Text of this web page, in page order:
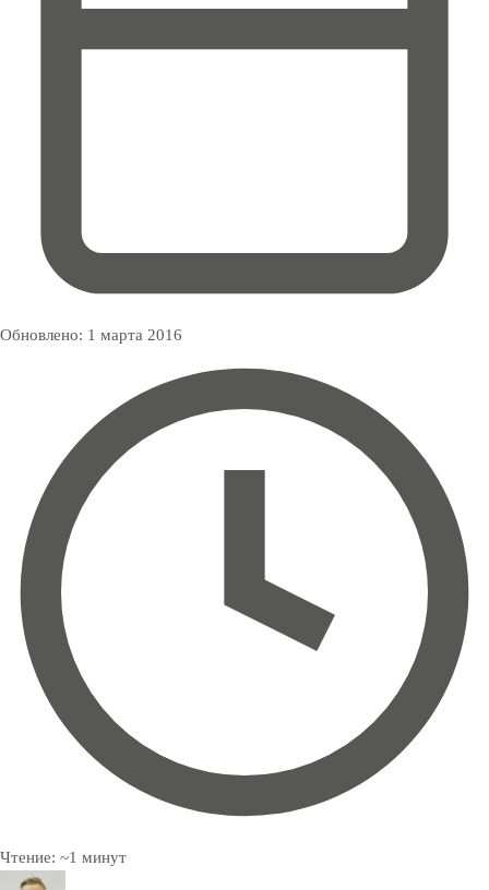
Обновлено: 1 марта 2016
Чтение: ~1 минут